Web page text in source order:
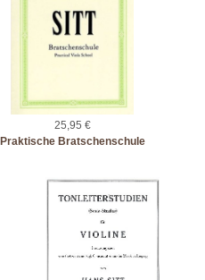
25,95 €
Praktische Bratschenschule